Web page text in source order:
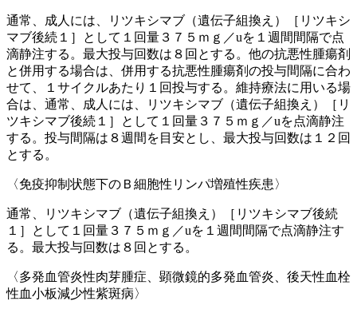
通常、成人には、リツキシマブ（遺伝子組換え）［リツキシ
マブ後続１］として１回量３７５ｍｇ／uを１週間間隔で点
滴静注する。最大投与回数は８回とする。他の抗悪性腫瘍剤
と併用する場合は、併用する抗悪性腫瘍剤の投与間隔に合わ
せて、１サイクルあたり１回投与する。維持療法に用いる場
合は、通常、成人には、リツキシマブ（遺伝子組換え）［リ
ツキシマブ後続１］として１回量３７５ｍｇ／uを点滴静注
する。投与間隔は８週間を目安とし、最大投与回数は１２回
とする。
〈免疫抑制状態下のＢ細胞性リンパ増殖性疾患〉
通常、リツキシマブ（遺伝子組換え）［リツキシマブ後続
１］として１回量３７５ｍｇ／uを１週間間隔で点滴静注す
る。最大投与回数は８回とする。
〈多発血管炎性肉芽腫症、顕微鏡的多発血管炎、後天性血栓
性血小板減少性紫斑病〉